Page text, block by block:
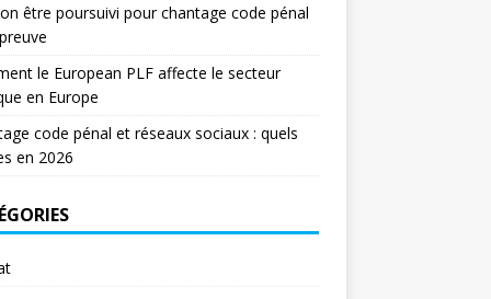
être poursuivi pour chantage code pénal
le European PLF affecte le secteur
en Europe
code pénal et réseaux sociaux : quels
en 2026